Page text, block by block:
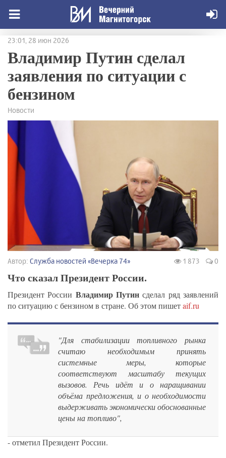
23:01, 28 июн 2026
Владимир Путин сделал
заявления по ситуации с
бензином
Новости
Автор: Служба новостей «Вечерка 74» 1 873 0
Что сказал Президент России.
Президент России Владимир Путинсделал ряд заявлений
по ситуацию с бензином в стране. Об этом пишетaif.ru
"Для стабилизации топливного рынка
считаю необходимым принять
системные меры, которые
соответствуют масштабу текущих
вызовов. Речь идёт и о наращивании
объёма предложения, и о необходимости
выдерживать экономически обоснованные
цены на топливо",
- отметил Президент России.